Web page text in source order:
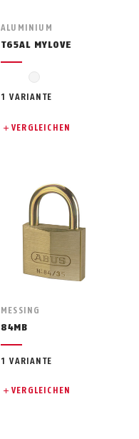
ALUMINIUM
T65AL MYLOVE
white
1 VARIANTE
VERGLEICHEN
MESSING
84MB
1 VARIANTE
VERGLEICHEN